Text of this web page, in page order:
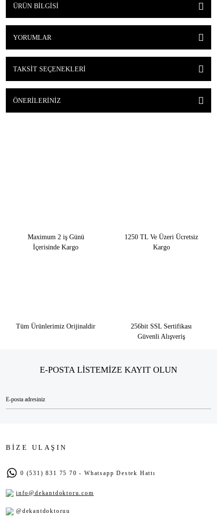
ÜRÜN BILGISI
YORUMLAR
TAKSIT SEÇENEKLERI
ÖNERILERINIZ
Maximum 2 iş Günü
İçerisinde Kargo
1250 TL Ve Üzeri Ücretsiz
Kargo
Tüm Ürünlerimiz Orijinaldir
256bit SSL Sertifikası
Güvenli Alışveriş
E-POSTA LİSTEMİZE KAYIT OLUN
BİZE ULAŞIN
0 (531) 831 75 70 - Whatsapp Destek Hattı
info@dekantdoktoru.com
@dekantdoktoruu